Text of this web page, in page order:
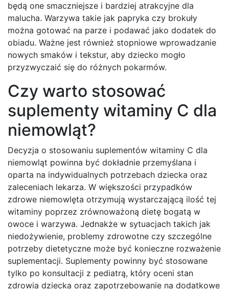
będą one smaczniejsze i bardziej atrakcyjne dla
malucha. Warzywa takie jak papryka czy brokuły
można gotować na parze i podawać jako dodatek do
obiadu. Ważne jest również stopniowe wprowadzanie
nowych smaków i tekstur, aby dziecko mogło
przyzwyczaić się do różnych pokarmów.
Czy warto stosować
suplementy witaminy C dla
niemowląt?
Decyzja o stosowaniu suplementów witaminy C dla
niemowląt powinna być dokładnie przemyślana i
oparta na indywidualnych potrzebach dziecka oraz
zaleceniach lekarza. W większości przypadków
zdrowe niemowlęta otrzymują wystarczającą ilość tej
witaminy poprzez zrównoważoną dietę bogatą w
owoce i warzywa. Jednakże w sytuacjach takich jak
niedożywienie, problemy zdrowotne czy szczególne
potrzeby dietetyczne może być konieczne rozważenie
suplementacji. Suplementy powinny być stosowane
tylko po konsultacji z pediatrą, który oceni stan
zdrowia dziecka oraz zapotrzebowanie na dodatkowe